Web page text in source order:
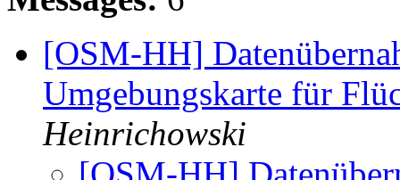
[OSM-HH]
Umgebungskarte für
Heinrichowski